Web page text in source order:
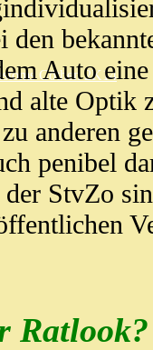
Cöthen 2K14
den
Auto
alte Optik
anderen
penibel
StvZo
Ratlook?